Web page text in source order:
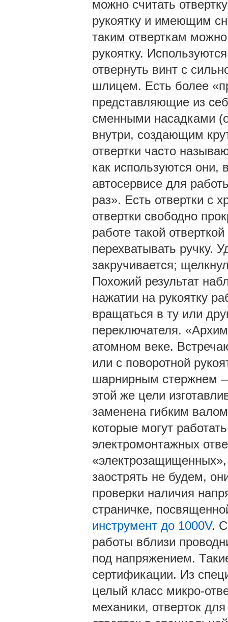
можно считать
рукоятку и имеющим
таким отверткам
рукоятку.
отвернуть винт с
шлицем. Есть более
представляющие из
сменными насадками
внутри, создающим
отвертки часто
как используются они,
автосервисе для
раз». Есть отвертки с
отвертки свободно
работе такой
перехватывать ручку.
закручивается;
Похожий результат
нажатии на рукоятку
вращаться в ту или
переключателя.
атомном веке.
или с поворотной
шарнирным стержнем
этой же цели
заменена гибким
которые могут
электромонтажных
«электрозащищенных»,
заострять не будем,
проверки наличия
страничке,
инструмент до 1000V.
работы вблизи
под напряжением.
сертификации. Из
целый класс микро-
механики, отверток